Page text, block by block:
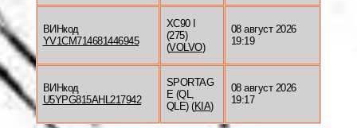
ВИНкод
YV1CM714681446945
XC90 I
(275)
(VOLVO)
08 август 2026
19:19
ВИНкод
U5YPG815AHL217942
SPORTAG
E (QL,
QLE) (KIA)
08 август 2026
19:17